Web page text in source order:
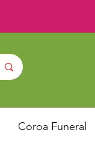
Coroa Funeral